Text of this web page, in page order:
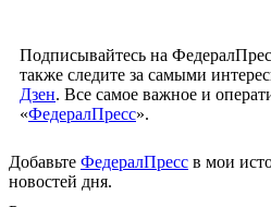
Подписывайтесь на
также следите за самыми
Дзен. Все самое важное и
«ФедералПресс».
Добавьте ФедералПресс в мои
новостей дня.